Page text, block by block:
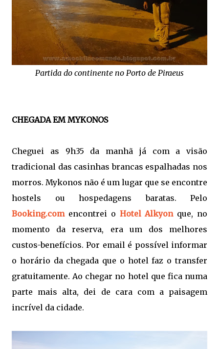
Partida do continente no Porto de Piraeus
CHEGADA EM MYKONOS
Cheguei as 9h35 da manhã já com a visão
tradicional das casinhas brancas espalhadas nos
morros. Mykonos não é um lugar que se encontre
hostels ou hospedagens baratas. Pelo
Booking.comencontrei o Hotel Alkyonque, no
momento da reserva, era um dos melhores
custos-benefícios. Por email é possível informar
o horário da chegada que o hotel faz o transfer
gratuitamente. Ao chegar no hotel que fica numa
parte mais alta, dei de cara com a paisagem
incrível da cidade.